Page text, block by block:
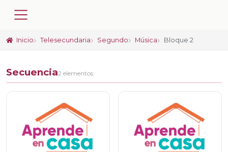
Inicio Telesecundaria Segundo Música Bloque 2
Secuencia2 elementos